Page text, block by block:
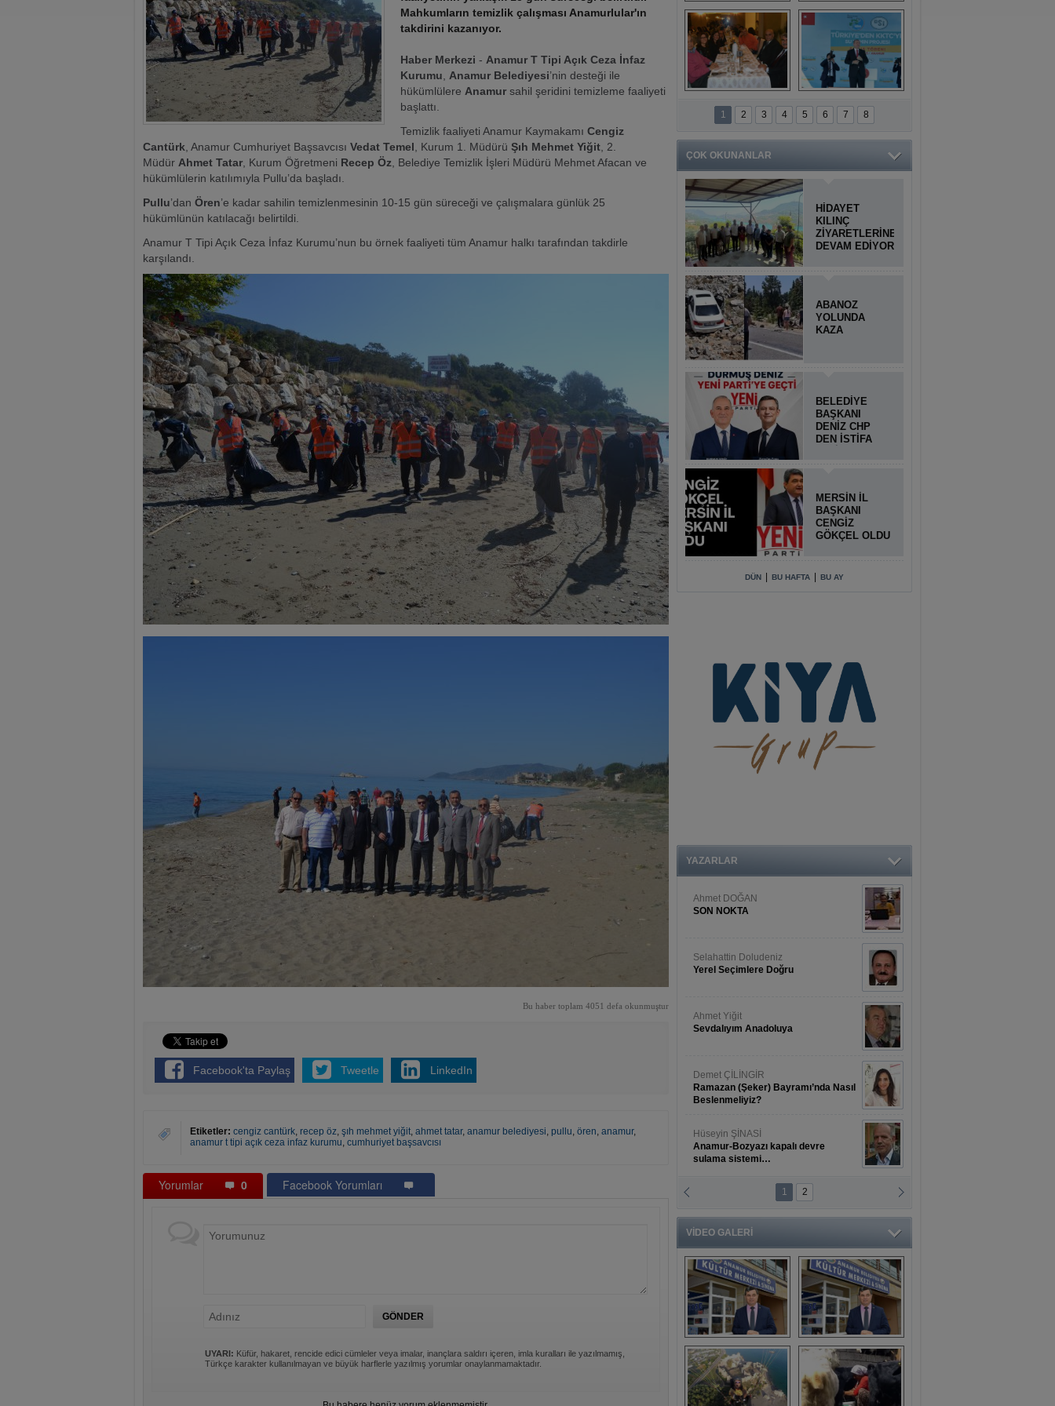
Mahkumların temizlik çalışması Anamurlular'ın
takdirini kazanıyor.
Haber Merkezi - Anamur T Tipi Açık Ceza İnfaz
Kurumu
Anamur Belediyesi’nin desteği ile
hükümlülere Anamur sahil şeridini temizleme faaliyeti
başlattı.
Temizlik faaliyeti Anamur Kaymakamı Cengiz
Cantürk , Anamur Cumhuriyet Başsavcısı Vedat Temel , Kurum 1. Müdürü Şıh Mehmet Yiğit , 2.
Müdür Ahmet Tatar , Kurum Öğretmeni Recep Öz , Belediye Temizlik İşleri Müdürü Mehmet Afacan ve
hükümlülerin katılımıyla Pullu’da başladı.
Pullu’dan Ören’e kadar sahilin temizlenmesinin 10-15 gün süreceği ve çalışmalara günlük 25
hükümlünün katılacağı belirtildi.
Anamur T Tipi Açık Ceza İnfaz Kurumu’nun bu örnek faaliyeti tüm Anamur halkı tarafından takdirle
karşılandı.
Bu haber toplam 4051 defa okunmuştur
Facebook'ta Paylaş Tweetle LinkedIn
Etiketler: cengiz cantürk, recep öz, şıh mehmet yiğit, ahmet tatar, anamur belediyesi, pullu, ören, anamur,
anamur t tipi açık ceza infaz kurumu, cumhuriyet başsavcısı
Yorumlar 0 Facebook Yorumları
UYARI: Küfür, hakaret, rencide edici cümleler veya imalar, inançlara saldırı içeren, imla kuralları ile yazılmamış,
Türkçe karakter kullanılmayan ve büyük harflerle yazılmış yorumlar onaylanmamaktadır.
Titiopolis Antik
Kenti tanıtımı
Doğan Cüceloğlu,
İstanbul’da Mersinli
hemşerileriyle
buluştu
Anamurlular
Buluşması
KKTC’ye Su Temin
Projesi açılışı
1 2 3 4 5 6 7 8
ÇOK OKUNANLAR
HİDAYET
KILINÇ
ZİYARETLERİNE
DEVAM EDİYOR
ABANOZ
YOLUNDA
KAZA
BELEDİYE
BAŞKANI
DENİZ CHP
DEN İSTİFA
MERSİN İL
BAŞKANI
CENGİZ
GÖKÇEL OLDU
DÜN BU HAFTA BU AY
YAZARLAR
Ahmet DOĞAN
SON NOKTA
Selahattin Doludeniz
Yerel Seçimlere Doğru
Ahmet Yiğit
Sevdalıyım Anadoluya
Demet ÇİLİNGİR
Ramazan (Şeker) Bayramı’nda Nasıl
Beslenmeliyiz?
Hüseyin ŞİNASİ
Anamur-Bozyazı kapalı devre
sulama sistemi…
Bünyesinde Bahar Şöleni
1 2
VİDEO GALERİ
Başkan Türe'den
sansür açıklaması
Mahsun
Kırmızıgül’ün
filmine başkan
Mehmet Türe’den
sansür!